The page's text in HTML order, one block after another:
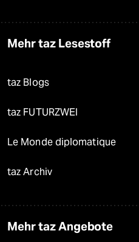
Mehr taz Lesestoff
taz Blogs
taz FUTURZWEI
Le Monde diplomatique
taz Archiv
Mehr taz Angebote